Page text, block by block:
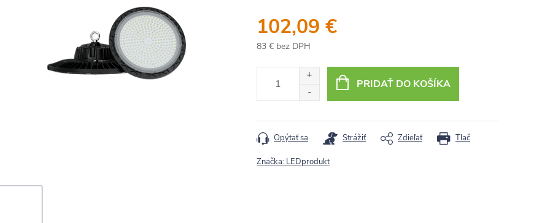
102,09 €
83 € bez DPH
cena:
PRIDAŤ DO KOŠÍKA
Tlač
Opýtať sa Strážiť Zdieľať
Značka: LEDprodukt